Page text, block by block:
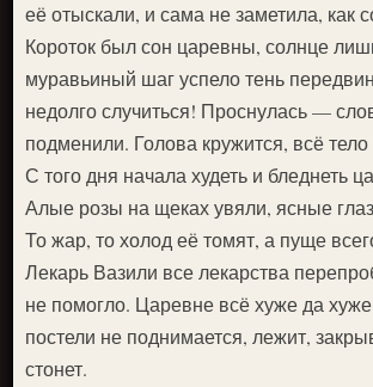
её отыскали, и сама не заметила, как
Короток был сон царевны, солнце
муравьиный шаг успело тень
недолго случиться! Проснулась —
подменили. Голова кружится, всё
С того дня начала худеть и бледнеть
Алые розы на щеках увяли, ясные
То жар, то холод её томят, а пуще
Лекарь Вазили все лекарства
не помогло. Царевне всё хуже да
постели не поднимается, лежит,
стонет.